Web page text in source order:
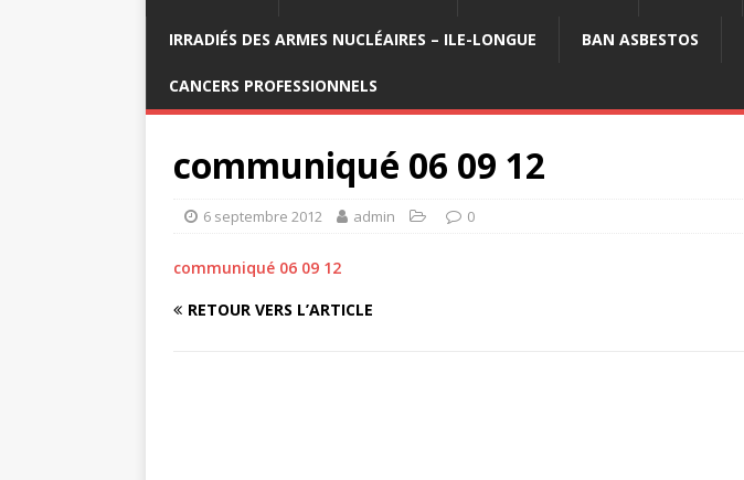
IRRADIÉS DES ARMES NUCLÉAIRES – ILE-LONGUE BAN ASBESTOS
CANCERS PROFESSIONNELS
communiqué 06 09 12
6 septembre 2012 admin 0
communiqué 06 09 12
RETOUR VERS L’ARTICLE